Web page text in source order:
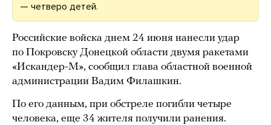
— четверо детей.
Российские войска днем 24 июня нанесли удар
по Покровску Донецкой области двумя ракетами
«Искандер-М», сообщил глава областной военной
администрации Вадим Филашкин.
По его данным, при обстреле погибли четыре
человека, еще 34 жителя получили ранения.